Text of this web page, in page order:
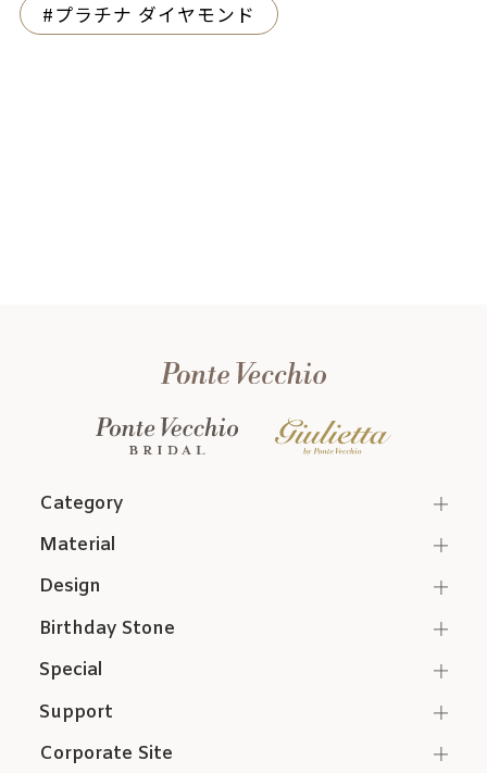
プラチナ ダイヤモンド
Category
Support
Corporate Site
Material
Design
Birthday Stone
Special